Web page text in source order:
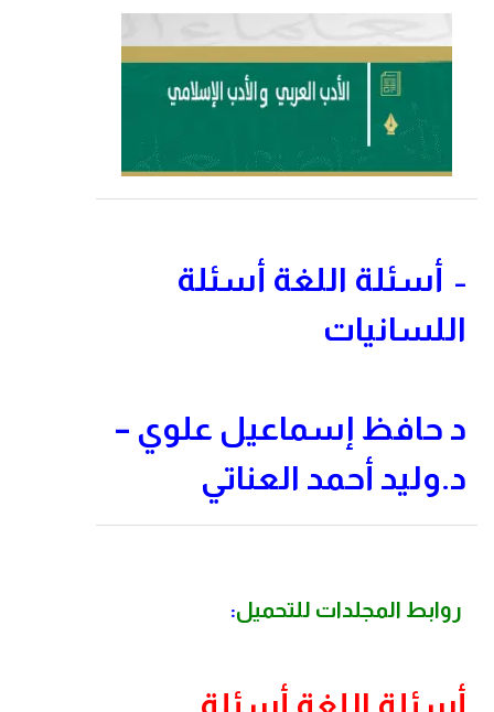
– أسئلة اللغة أسئلة
اللسانيات
د حافظ إسماعيل علوي –
د.وليد أحمد العناتي
روابط المجلدات للتحميل: